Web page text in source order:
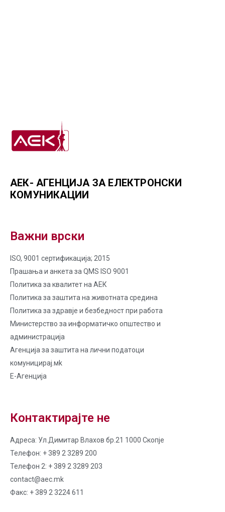
АЕК- АГЕНЦИЈА ЗА ЕЛЕКТРОНСКИ
КОМУНИКАЦИИ
Важни врски
ISO, 9001 сертификација; 2015
Прашања и анкета за QMS ISO 9001
Политика за квалитет на AЕК
Политика за заштита на животната средина
Политика за здравје и безбедност при работа
Министерство за информатичко општество и
администрација
Агенција за заштита на лични податоци
комуницирај.мk
Е-Агенција
Контактирајте не
Адреса: Ул.Димитар Влахов бр.21 1000 Скопје
Телефон: + 389 2 3289 200
Телефон 2: + 389 2 3289 203
contact@aec.mk
Факс: + 389 2 3224 611